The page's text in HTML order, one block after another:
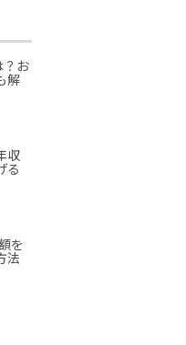
？お
解
収
る
を
法